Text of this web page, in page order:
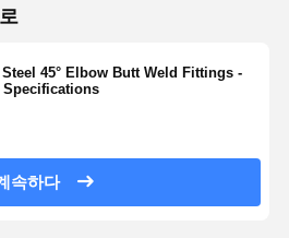
45° Elbow Butt Weld Fittings -
Specifications
속하다